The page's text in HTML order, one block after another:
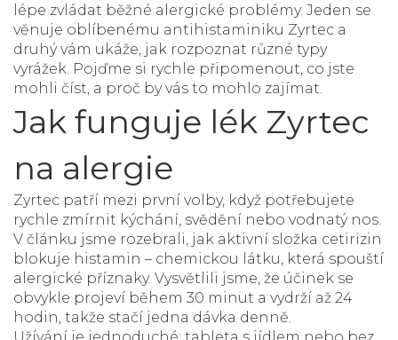
lépe zvládat běžné alergické problémy. Jeden se
věnuje oblíbenému antihistaminiku Zyrtec a
druhý vám ukáže, jak rozpoznat různé typy
vyrážek. Pojďme si rychle připomenout, co jste
mohli číst, a proč by vás to mohlo zajímat.
Jak funguje lék Zyrtec
na alergie
Zyrtec patří mezi první volby, když potřebujete
rychle zmírnit kýchání, svědění nebo vodnatý nos.
V článku jsme rozebrali, jak aktivní složka cetirizin
blokuje histamin – chemickou látku, která spouští
alergické příznaky. Vysvětlili jsme, že účinek se
obvykle projeví během 30 minut a vydrží až 24
hodin, takže stačí jedna dávka denně.